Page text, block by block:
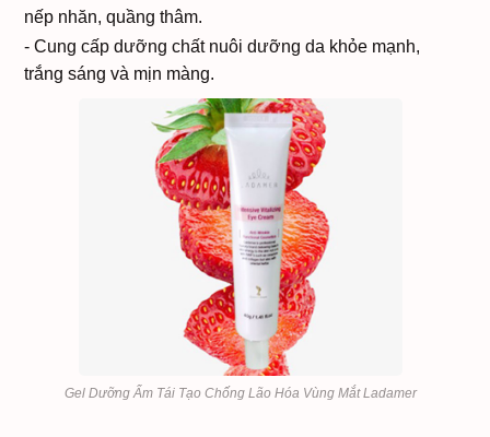
nếp nhăn, quầng thâm.
- Cung cấp dưỡng chất nuôi dưỡng da khỏe mạnh,
trắng sáng và mịn màng.
Gel Dưỡng Ẩm Tái Tạo Chống Lão Hóa Vùng Mắt Ladamer